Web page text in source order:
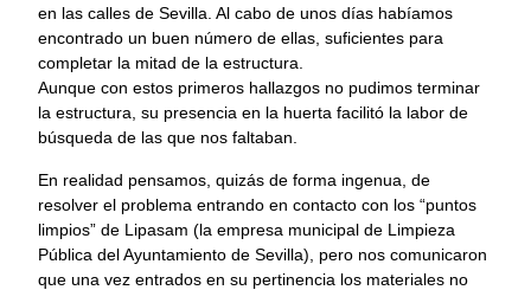
en las calles de Sevilla. Al cabo de unos días habíamos
encontrado un buen número de ellas, suficientes para
completar la mitad de la estructura.
Aunque con estos primeros hallazgos no pudimos terminar
la estructura, su presencia en la huerta facilitó la labor de
búsqueda de las que nos faltaban.
En realidad pensamos, quizás de forma ingenua, de
resolver el problema entrando en contacto con los “puntos
limpios” de Lipasam (la empresa municipal de Limpieza
Pública del Ayuntamiento de Sevilla), pero nos comunicaron
que una vez entrados en su pertinencia los materiales no